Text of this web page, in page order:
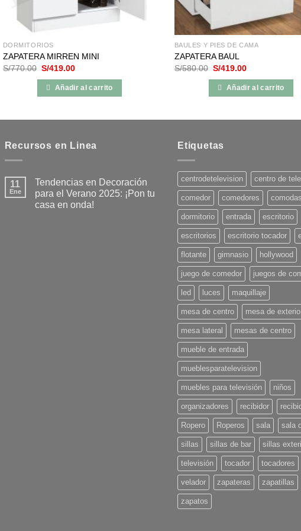
DORMITORIOS
ZAPATERA MIRREN MINI
S/770.00 El
original
era:
S/419.00El
actual
es:
Añadir al carrito
BAULES Y PIES DE CAMA
ZAPATERA BAUL
S/580.00 El
original
era:
S/419.00El
actual
es:
Añadir al carrito
Recursos en Linea
11
Ene
Tendencias en Decoración
para el Verano 2025: ¡Pon tu
casa en onda!
Etiquetas
centrodetelevision centro de
comedor comedores
dormitorio entrada escritorio
escritorios escritorio tocador
flotante gimnasio hollywood
juego de comedor juegos de
led luces maquillaje
mesa de centro mesa de
mesa lateral mesas de centro
mueble de entrada
mueblesparatelevision
muebles para televisión niños
organizadores recibidor
Ropero Roperos sala sala
sillas sillas de bar sillas
televisión tocador tocadores
velador zapateras zapatillas
zapatos